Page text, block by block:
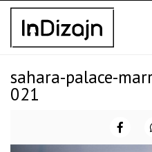
Skip
content
sahara-palace-
021